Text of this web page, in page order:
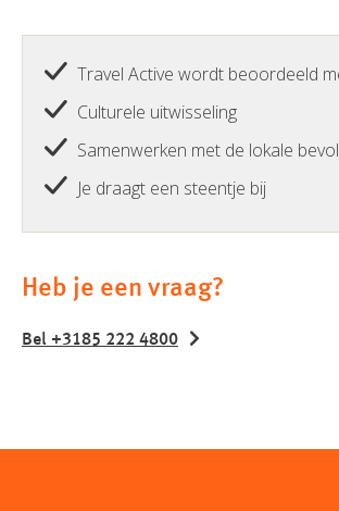
Travel Active wordt beoordeeld
Culturele uitwisseling
Samenwerken met de lokale
Je draagt een steentje bij
Heb je een vraag?
Bel +3185 222 4800